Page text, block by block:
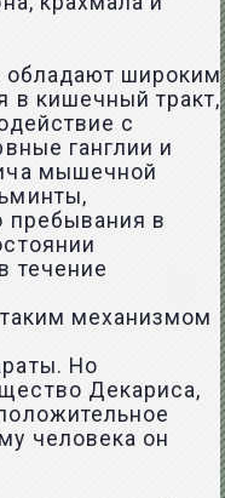
обладают широким
в кишечный тракт,
с
ганглии и
мышечной
пребывания в
течение
механизмом
Но
Декариса,
человека он